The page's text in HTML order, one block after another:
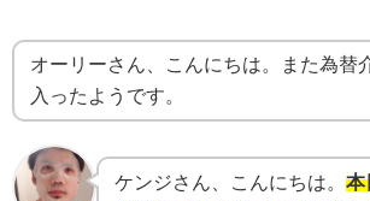
オーリーさん、こんにちは。また為替
入ったようです。
ケンジさん、こんにちは。 本